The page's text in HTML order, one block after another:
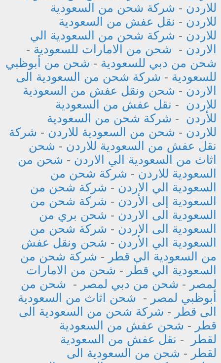
للاردن - شركة شحن من السعودية
للاردن - نقل عفش من السعودية
للاردن - شركة شحن من السعودية الي
الاردن - شحن من الامارات للسعودية -
شحن من دبي للسعودية - شحن من أبوظبي
للسعودية - شركة شحن من السعودية الى
الاردن - شحن ونقل عفش من السعودية
للاردن - نقل عفش من السعودية
للأردن - شركة شحن من السعودية
للاردن - شحن من السعودية للاردن - شركة
نقل عفش من السعودية للاردن - شحن
اثاث من السعودية الي الاردن - شحن من
السعودية للاردن - شركة شحن من
السعودية الي الاردن - شركة شحن من
السعودية إلى الأردن - شركة شحن من
السعودية الى الاردن - شحن بري من
السعودية الى الاردن - شركة شحن من
السعودية الي الأردن - شحن ونقل عفش
من السعودية الي قطر - شركة شحن من
السعودية الي قطر - شحن من الامارات
لمصر - شحن من دبي لمصر - شحن من
أبوظبي لمصر - شحن اثاث من السعودية
الى قطر - شركة شحن من السعودية الى
قطر - شحن عفش من السعودية
لقطر
- نقل عفش من السعودية
لقطر - شحن من السعودية الى